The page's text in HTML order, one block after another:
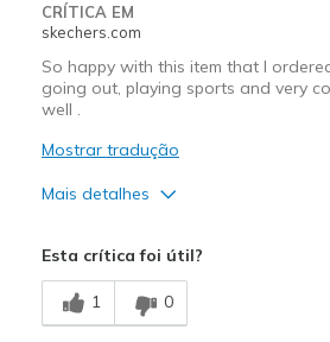
CRÍTICA EM
skechers.com
So happy with this item that I
going out, playing sports and very
well .
Mostrar tradução
Mais detalhes
Comfortable
Esta crítica foi útil?
1 0